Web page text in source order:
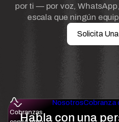
Habla con una
por ti — por voz,
escala que ningún
Solicita
Cobranzas
NosotrosCobranza